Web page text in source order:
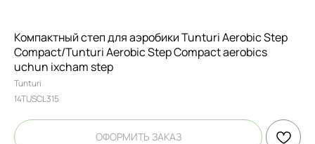
Компактный степ для аэробики Tunturi Aerobic Step
Compact/Tunturi Aerobic Step Compact aerobics
uchun ixcham step
Tunturi
14TUSCL315
ОФОРМИТЬ ЗАКАЗ